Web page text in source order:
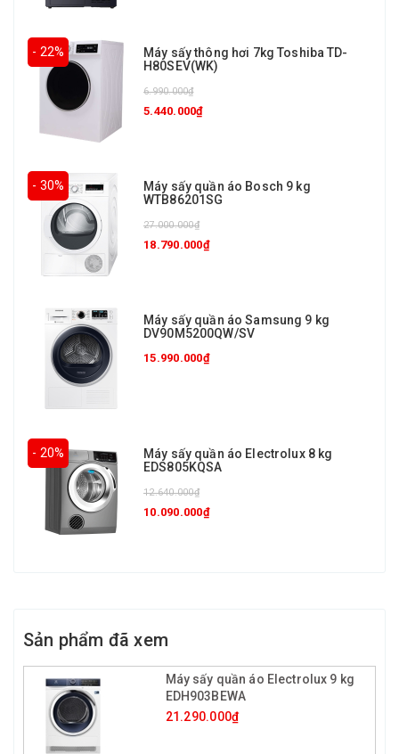
- 22%
Máy sấy thông hơi 7kg Toshiba TD-
H80SEV(WK)
6.990.000₫
5.440.000₫
- 30%
Máy sấy quần áo Bosch 9 kg
WTB86201SG
27.000.000₫
18.790.000₫
Máy sấy quần áo Samsung 9 kg
DV90M5200QW/SV
15.990.000₫
- 20%
Máy sấy quần áo Electrolux 8 kg
EDS805KQSA
12.640.000₫
10.090.000₫
Sản phẩm đã xem
Máy sấy quần áo Electrolux 9 kg
EDH903BEWA
21.290.000₫